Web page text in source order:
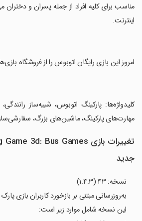
مناسب برای کلیه افراد از جمله پسران و دختران
اینترنت.
‏امروز این بازی رایگان اتوبوس را از فروشگاه
مهارت‌های پارکینگ، ماشین‌های بزرگ،
جدید
نسخه: ۴۳ (۱.۴.۳)
به‌روزرسانی مبتنی بر بازخورد کاربران بازی پارک
این نسخه شامل موارد زیر است: